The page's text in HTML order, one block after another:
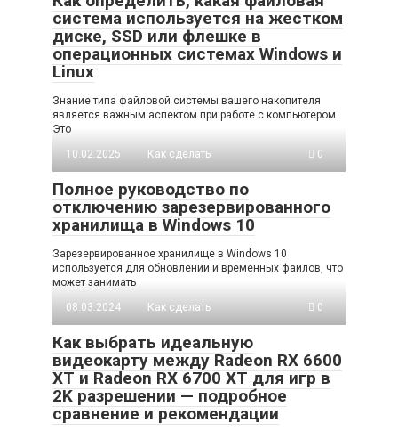
система используется на жестком
диске, SSD или флешке в
операционных системах Windows и
Linux
Знание типа файловой системы вашего накопителя
является важным аспектом при работе с компьютером.
Это
10.02.2025
Как сделать 0
Полное руководство по
отключению зарезервированного
хранилища в Windows 10
Зарезервированное хранилище в Windows 10
используется для обновлений и временных файлов, что
может занимать
08.03.2024
Как сделать 0
Как выбрать идеальную
видеокарту между Radeon RX 6600
XT и Radeon RX 6700 XT для игр в
2K разрешении — подробное
сравнение и рекомендации